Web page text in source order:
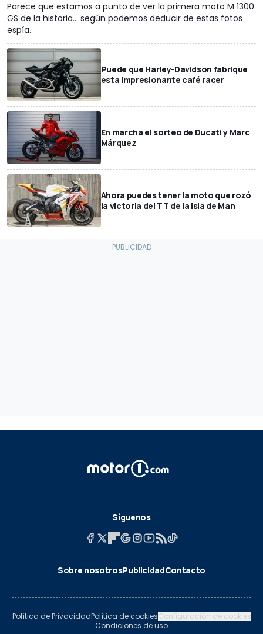
Parece que estamos a punto de ver la primera moto M 1300
GS de la historia... según podemos deducir de estas fotos
espía.
Puede que Harley-Davidson fabrique
esta impresionante café racer
En marcha el sorteo de Ducati y Marc
Márquez
Ahora puedes tener la moto que rozó
la victoria del TT de la Isla de Man
Síguenos
Sobre nosotrosPublicidadContacto
Política de PrivacidadPolítica de cookiesConfiguración de cookies
Condiciones de uso